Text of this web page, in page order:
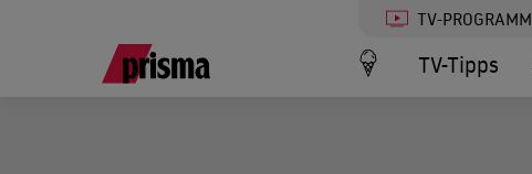
TV-PROGRAMM
TV-Tipps